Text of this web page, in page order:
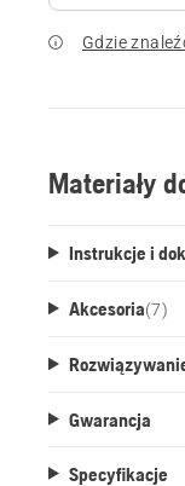
Gdzie
Materiały
Instrukcje i
Akcesoria(7)
Gwarancja
Specyfikacje